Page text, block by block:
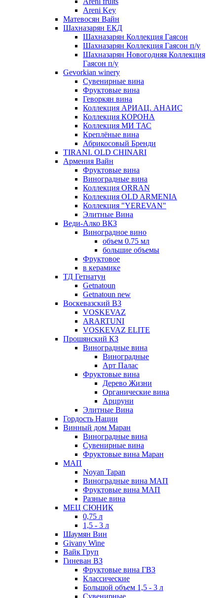
Areni Key
Матевосян Вайн
Шахназарян ЕКД
Шахназарян Коллекция Гаясон
Шахназарян Коллекция Гаясон п/у
Шахназарян Новогодняя Коллекция
Гаясон п/у
Gevorkian winery
Сувенирные вина
Фруктовые вина
Геворкян вина
Коллекция АРИАЦ. АНАИС
Коллекция КОРОНА
Коллекция МИ ТАС
Креплёные вина
Абрикосовый Бренди
TIRANI. OLD CHINARI
Армения Вайн
Фруктовые вина
Виноградные вина
Коллекция ORRAN
Коллекция OLD ARMENIA
Коллекция "YEREVAN"
Элитные Вина
Веди-Алко ВКЗ
Виноградное вино
объем 0.75 мл
большие объемы
Фруктовое
в керамике
ТД Гетнатун
Getnatoun
Getnatoun new
Воскевазский ВЗ
VOSKEVAZ
ARARTUNI
VOSKEVAZ ELITE
Прошянский КЗ
Виноградные вина
Виноградные
Арт Палас
Фруктовые вина
Дерево Жизни
Органические вина
Арцруни
Элитные Вина
Гордость Нации
Винный дом Маран
Виноградные вина
Сувенирные вина
Фруктовые вина Маран
МАП
Noyan Tapan
Виноградные вина МАП
Фруктовые вина МАП
Разные вина
МЕЦ СЮНИК
0,75 л
1,5 - 3 л
Шаумян Вин
Givany Wine
Вайк Груп
Гиневан ВЗ
Фруктовые вина ГВЗ
Классические
Большой объем 1,5 - 3 л
Сувенирные